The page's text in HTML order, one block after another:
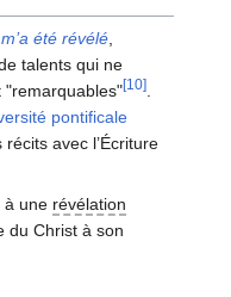
été révélé
talents qui ne
"remarquables"[10]
pontificale
avec l’Écriture
à une révélation
du Christ à son